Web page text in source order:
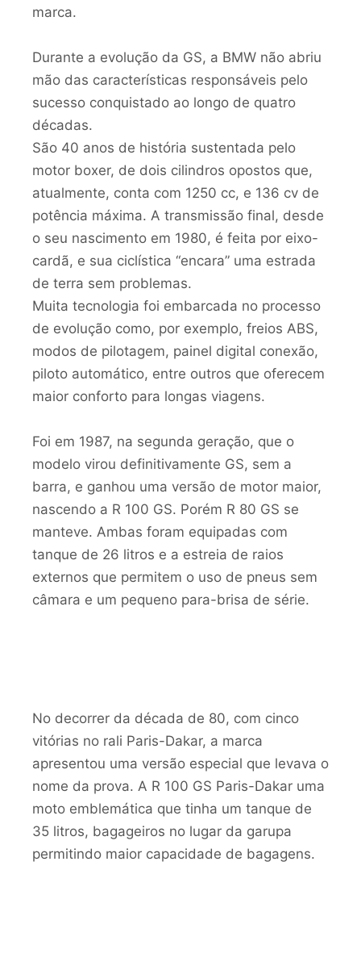
marca.
Durante a evolução da GS, a BMW não abriu
mão das características responsáveis pelo
sucesso conquistado ao longo de quatro
décadas.
São 40 anos de história sustentada pelo
motor boxer, de dois cilindros opostos que,
atualmente, conta com 1250 cc, e 136 cv de
potência máxima. A transmissão final, desde
o seu nascimento em 1980, é feita por eixo-
cardã, e sua ciclística “encara” uma estrada
de terra sem problemas.
Muita tecnologia foi embarcada no processo
de evolução como, por exemplo, freios ABS,
modos de pilotagem, painel digital conexão,
piloto automático, entre outros que oferecem
maior conforto para longas viagens.
Foi em 1987, na segunda geração, que o
modelo virou definitivamente GS, sem a
barra, e ganhou uma versão de motor maior,
nascendo a R 100 GS. Porém R 80 GS se
manteve. Ambas foram equipadas com
tanque de 26 litros e a estreia de raios
externos que permitem o uso de pneus sem
câmara e um pequeno para-brisa de série.
No decorrer da década de 80, com cinco
vitórias no rali Paris-Dakar, a marca
apresentou uma versão especial que levava o
nome da prova. A R 100 GS Paris-Dakar uma
moto emblemática que tinha um tanque de
35 litros, bagageiros no lugar da garupa
permitindo maior capacidade de bagagens.